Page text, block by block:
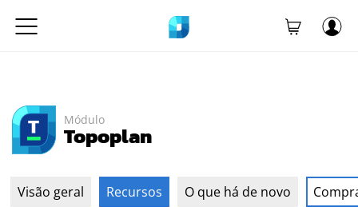
Módulo
Topoplan
Visão geral Recursos O que há de novo